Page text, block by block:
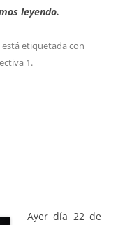
leyendo.
está etiquetada con
1.
Ayer día 22 de